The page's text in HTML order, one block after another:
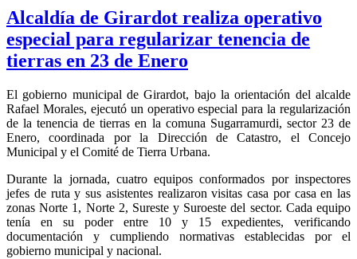
Alcaldía de Girardot realiza operativo
especial para regularizar tenencia de
tierras en 23 de Enero
El gobierno municipal de Girardot, bajo la orientación del alcalde
Rafael Morales, ejecutó un operativo especial para la regularización
de la tenencia de tierras en la comuna Sugarramurdi, sector 23 de
Enero, coordinada por la Dirección de Catastro, el Concejo
Municipal y el Comité de Tierra Urbana.
Durante la jornada, cuatro equipos conformados por inspectores
jefes de ruta y sus asistentes realizaron visitas casa por casa en las
zonas Norte 1, Norte 2, Sureste y Suroeste del sector. Cada equipo
tenía en su poder entre 10 y 15 expedientes, verificando
documentación y cumpliendo normativas establecidas por el
gobierno municipal y nacional.